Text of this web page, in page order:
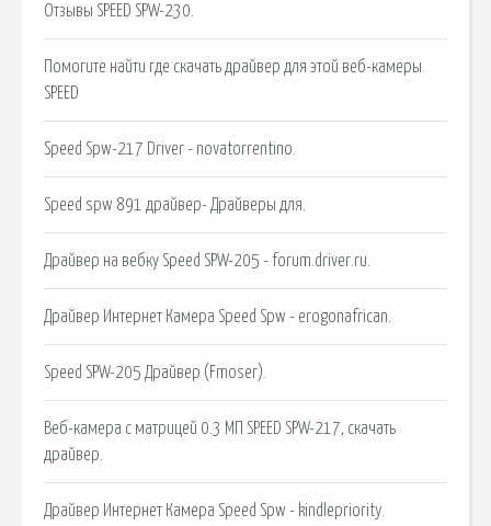
Отзывы SPEED SPW-230.
Помогите найти где скачать драйвер для этой веб-камеры.
SPEED
Speed Spw-217 Driver - novatorrentino.
Speed spw 891 драйвер- Драйверы для.
Драйвер на вебку Speed SPW-205 - forum.driver.ru.
Драйвер Интернет Камера Speed Spw - erogonafrican.
Speed SPW-205 Драйвер (Fmoser).
Веб-камера с матрицей 0.3 МП SPEED SPW-217, скачать
драйвер.
Драйвер Интернет Камера Speed Spw - kindlepriority.